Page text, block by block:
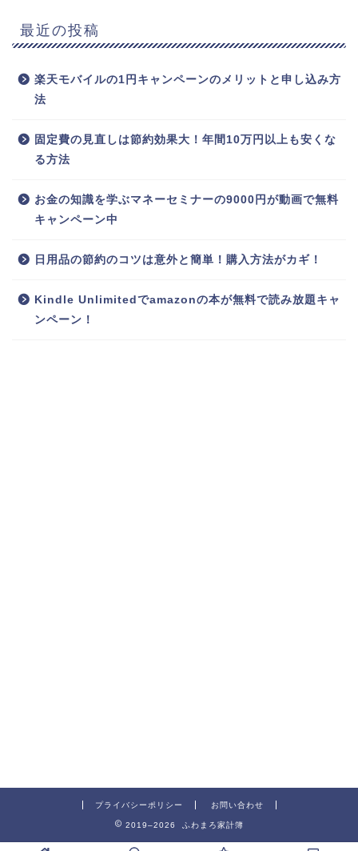
最近の投稿
楽天モバイルの1円キャンペーンのメリットと申し込み方
法
固定費の見直しは節約効果大！年間10万円以上も安くな
る方法
お金の知識を学ぶマネーセミナーの9000円が動画で無料
キャンペーン中
日用品の節約のコツは意外と簡単！購入方法がカギ！
Kindle Unlimitedでamazonの本が無料で読み放題キャ
ンペーン！
プライバシーポリシー お問い合わせ
2019–2026 ふわまろ家計簿